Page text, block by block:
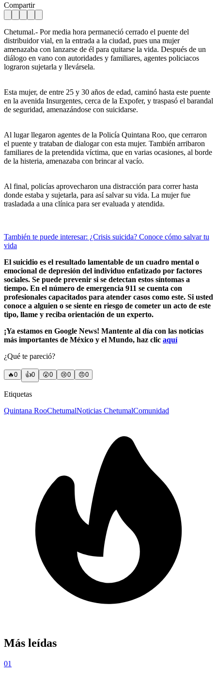
Compartir
Chetumal.- Por media hora permaneció cerrado el puente del
distribuidor vial, en la entrada a la ciudad, pues una mujer
amenazaba con lanzarse de él para quitarse la vida. Después de un
diálogo en vano con autoridades y familiares, agentes policiacos
lograron sujetarla y llevársela.
Esta mujer, de entre 25 y 30 años de edad, caminó hasta este puente
en la avenida Insurgentes, cerca de la Expofer, y traspasó el barandal
de seguridad, amenazándose con suicidarse.
Al lugar llegaron agentes de la Policía Quintana Roo, que cerraron
el puente y trataban de dialogar con esta mujer. También arribaron
familiares de la pretendida víctima, que en varias ocasiones, al borde
de la histeria, amenazaba con brincar al vacío.
Al final, policías aprovecharon una distracción para correr hasta
donde estaba y sujetarla, para así salvar su vida. La mujer fue
trasladada a una clínica para ser evaluada y atendida.
También te puede interesar: ¿Crisis suicida? Conoce cómo salvar tu
vida
El suicidio es el resultado lamentable de un cuadro mental o
emocional de depresión del individuo enfatizado por factores
sociales. Se puede prevenir si se detectan estos síntomas a
tiempo. En el número de emergencia 911 se cuenta con
profesionales capacitados para atender casos como este. Si usted
conoce a alguien o se siente en riesgo de cometer un acto de este
tipo, llame y reciba orientación de un experto.
¡Ya estamos en Google News! Mantente al día con las noticias
más importantes de México y el Mundo, haz clic aquí
¿Qué te pareció?
🔥0 👍0 😲0 😢0 😠0
Etiquetas
Quintana RooChetumalNoticias ChetumalComunidad
Más leídas
01